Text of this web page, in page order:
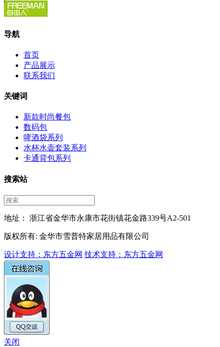
导航
首页
产品展示
联系我们
关键词
新款时尚餐包
数码包
啤酒袋系列
水杯水壶套装系列
卡通背包系列
搜索站
地址： 浙江省金华市永康市花街镇花金路339号A2-501
版权所有: 金华市雪普特家居用品有限公司
设计支持：东方五金网 技术支持：东方五金网
关闭